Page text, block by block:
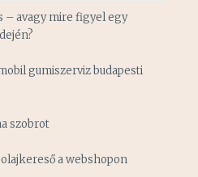
– avagy mire figyel egy
gumiszerviz budapesti
szobrot
a webshopon